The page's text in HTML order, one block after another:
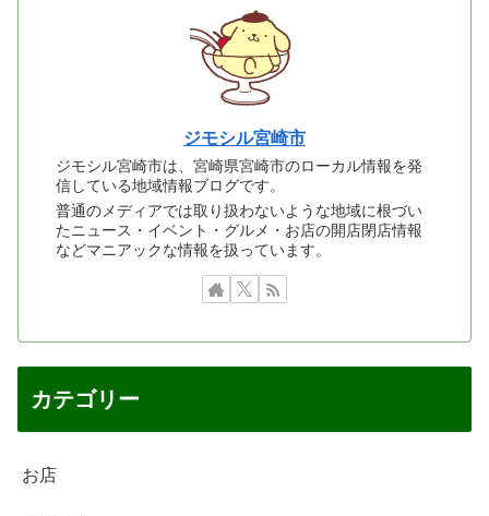
ジモシル宮崎市
ジモシル宮崎市は、宮崎県宮崎市のローカル情報を発
信している地域情報ブログです。
普通のメディアでは取り扱わないような地域に根づい
たニュース・イベント・グルメ・お店の開店閉店情報
などマニアックな情報を扱っています。
カテゴリー
お店